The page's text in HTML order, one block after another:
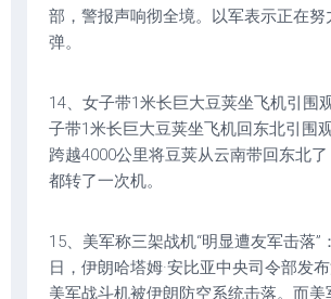
部，警报声响彻全境。以军表示正在努
弹。
14、女子带1米长巨大豆荚坐飞机引围
子带1米长巨大豆荚坐飞机回东北引围
跨越4000公里将豆荚从云南带回东北
都转了一次机。
15、美军称三架战机“明显遭友军击落”
日，伊朗哈塔姆·安比亚中央司令部发
美军战斗机被伊朗防空系统击落。而美